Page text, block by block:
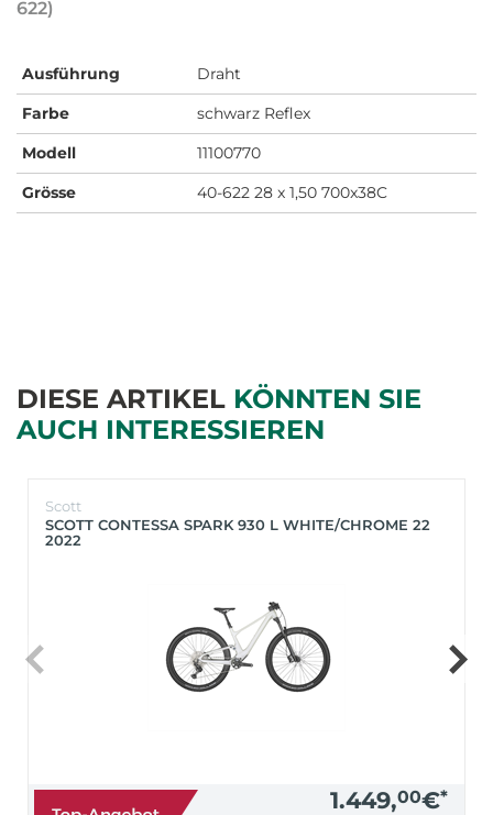
622)
Ausführung
Draht
Farbe
schwarz Reflex
Modell
11100770
Grösse
40-622 28 x 1,50 700x38C
DIESE ARTIKEL KÖNNTEN SIE
AUCH INTERESSIEREN
Scott
SCOTT CONTESSA SPARK 930 L WHITE/CHROME 22
2022
1.449,00€*